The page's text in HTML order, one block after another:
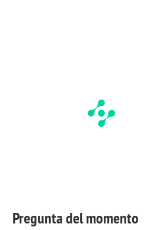
Pregunta del momento